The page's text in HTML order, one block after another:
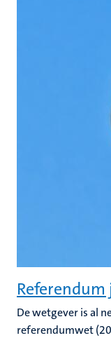
Referendum
De wetgever is al
referendumwet